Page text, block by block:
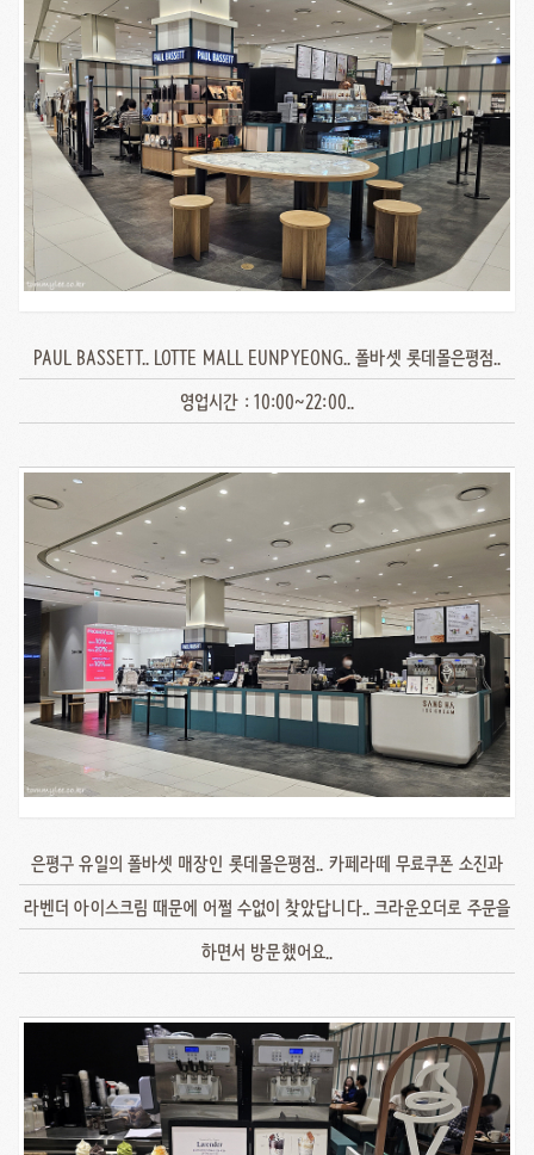
PAUL BASSETT.. LOTTE MALL EUNPYEONG.. 폴바셋 롯데몰은평점..
영업시간 : 10:00~22:00..
은평구 유일의 폴바셋 매장인 롯데몰은평점.. 카페라떼 무료쿠폰 소진과
라벤더 아이스크림 때문에 어쩔 수없이 찾았답니다.. 크라운오더로 주문을
하면서 방문했어요..